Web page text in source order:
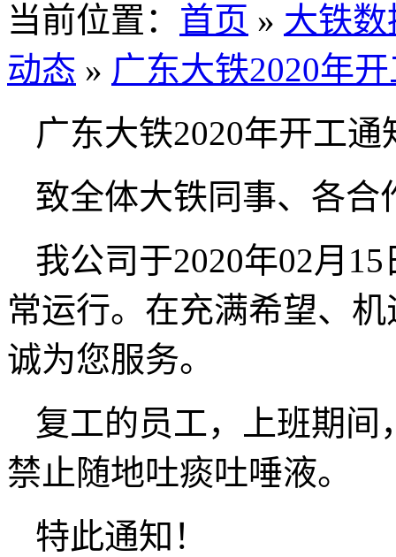
当前位置： 首页 » 大铁
动态 » 广东大铁2020年
广东大铁2020年开工通
致全体大铁同事、各合
我公司于2020年02月
常运行。在充满希望、
诚为您服务。
复工的员工，上班期
禁止随地吐痰吐唾液。
特此通知！